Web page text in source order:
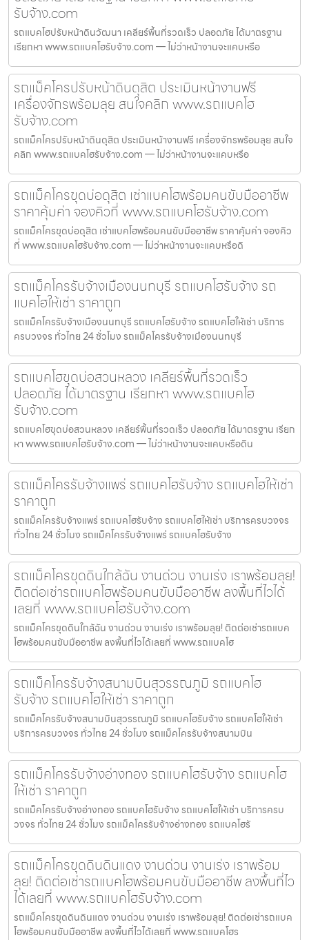
รับจ้าง.com
รถแบคโฮปรับหน้าดินวัฒนา เคลียร์พื้นที่รวดเร็ว ปลอดภัย ได้มาตรฐาน
เรียกหา www.รถแบคโฮรับจ้าง.com — ไม่ว่าหน้างานจะแคบหรือ
รถแม็คโครปรับหน้าดินดุสิต ประเมินหน้างานฟรี
เครื่องจักรพร้อมลุย สนใจคลิก www.รถแบคโฮ
รับจ้าง.com
รถแม็คโครปรับหน้าดินดุสิต ประเมินหน้างานฟรี เครื่องจักรพร้อมลุย สนใจ
คลิก www.รถแบคโฮรับจ้าง.com — ไม่ว่าหน้างานจะแคบหรือ
รถแม็คโครขุดบ่อดุสิต เช่าแบคโฮพร้อมคนขับมืออาชีพ
ราคาคุ้มค่า จองคิวที่ www.รถแบคโฮรับจ้าง.com
รถแม็คโครขุดบ่อดุสิต เช่าแบคโฮพร้อมคนขับมืออาชีพ ราคาคุ้มค่า จองคิว
ที่ www.รถแบคโฮรับจ้าง.com — ไม่ว่าหน้างานจะแคบหรือดิ
รถแม็คโครรับจ้างเมืองนนทบุรี รถแบคโฮรับจ้าง รถ
แบคโฮให้เช่า ราคาถูก
รถแม็คโครรับจ้างเมืองนนทบุรี รถแบคโฮรับจ้าง รถแบคโฮให้เช่า บริการ
ครบวงจร ทั่วไทย 24 ชั่วโมง รถแม็คโครรับจ้างเมืองนนทบุรี
รถแบคโฮขุดบ่อสวนหลวง เคลียร์พื้นที่รวดเร็ว
ปลอดภัย ได้มาตรฐาน เรียกหา www.รถแบคโฮ
รับจ้าง.com
รถแบคโฮขุดบ่อสวนหลวง เคลียร์พื้นที่รวดเร็ว ปลอดภัย ได้มาตรฐาน เรียก
หา www.รถแบคโฮรับจ้าง.com — ไม่ว่าหน้างานจะแคบหรือดิน
รถแม็คโครรับจ้างแพร่ รถแบคโฮรับจ้าง รถแบคโฮให้เช่า
ราคาถูก
รถแม็คโครรับจ้างแพร่ รถแบคโฮรับจ้าง รถแบคโฮให้เช่า บริการครบวงจร
ทั่วไทย 24 ชั่วโมง รถแม็คโครรับจ้างแพร่ รถแบคโฮรับจ้าง
รถแม็คโครขุดดินใกล้ฉัน งานด่วน งานเร่ง เราพร้อมลุย!
ติดต่อเช่ารถแบคโฮพร้อมคนขับมืออาชีพ ลงพื้นที่ไวได้
เลยที่ www.รถแบคโฮรับจ้าง.com
รถแม็คโครขุดดินใกล้ฉัน งานด่วน งานเร่ง เราพร้อมลุย! ติดต่อเช่ารถแบค
โฮพร้อมคนขับมืออาชีพ ลงพื้นที่ไวได้เลยที่ www.รถแบคโฮ
รถแม็คโครรับจ้างสนามบินสุวรรณภูมิ รถแบคโฮ
รับจ้าง รถแบคโฮให้เช่า ราคาถูก
รถแม็คโครรับจ้างสนามบินสุวรรณภูมิ รถแบคโฮรับจ้าง รถแบคโฮให้เช่า
บริการครบวงจร ทั่วไทย 24 ชั่วโมง รถแม็คโครรับจ้างสนามบิน
รถแม็คโครรับจ้างอ่างทอง รถแบคโฮรับจ้าง รถแบคโฮ
ให้เช่า ราคาถูก
รถแม็คโครรับจ้างอ่างทอง รถแบคโฮรับจ้าง รถแบคโฮให้เช่า บริการครบ
วงจร ทั่วไทย 24 ชั่วโมง รถแม็คโครรับจ้างอ่างทอง รถแบคโฮรั
รถแม็คโครขุดดินดินแดง งานด่วน งานเร่ง เราพร้อม
ลุย! ติดต่อเช่ารถแบคโฮพร้อมคนขับมืออาชีพ ลงพื้นที่ไว
ได้เลยที่ www.รถแบคโฮรับจ้าง.com
รถแม็คโครขุดดินดินแดง งานด่วน งานเร่ง เราพร้อมลุย! ติดต่อเช่ารถแบค
โฮพร้อมคนขับมืออาชีพ ลงพื้นที่ไวได้เลยที่ www.รถแบคโฮร